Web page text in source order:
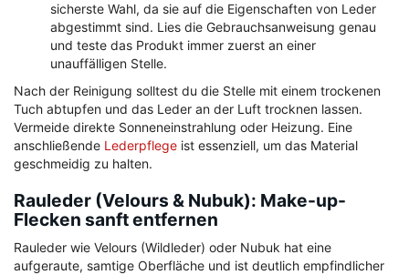
sicherste Wahl, da sie auf die Eigenschaften von Leder
abgestimmt sind. Lies die Gebrauchsanweisung genau
und teste das Produkt immer zuerst an einer
unauffälligen Stelle.
Nach der Reinigung solltest du die Stelle mit einem trockenen
Tuch abtupfen und das Leder an der Luft trocknen lassen.
Vermeide direkte Sonneneinstrahlung oder Heizung. Eine
anschließende Lederpflege ist essenziell, um das Material
geschmeidig zu halten.
Rauleder (Velours & Nubuk): Make-up-
Flecken sanft entfernen
Rauleder wie Velours (Wildleder) oder Nubuk hat eine
aufgeraute, samtige Oberfläche und ist deutlich empfindlicher